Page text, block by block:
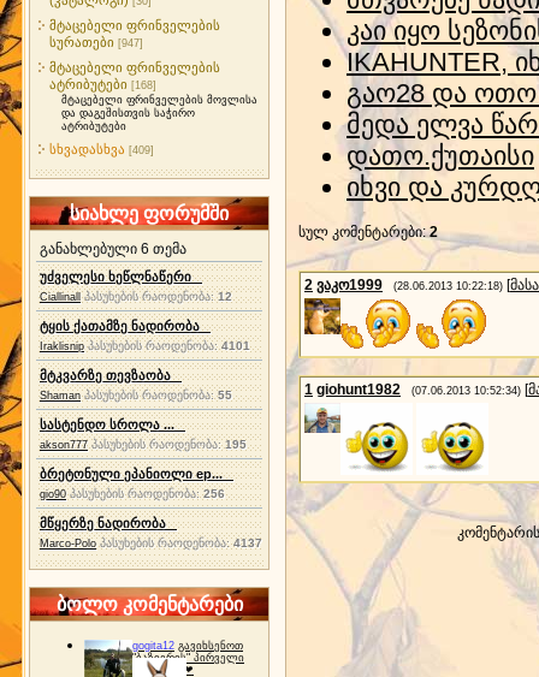
მტაცებელი ფრინველების
სურათები [947]
მტაცებელი ფრინველების
ატრიბუტები [168]
მტაცებელი ფრინველების მოვლისა
და დაგეშისთვის საჭირო
ატრიბუტები
სხვადასხვა [409]
სიახლე ფორუმში
განახლებული 6 თემა
უძველესი ხეწლნაწერი
Ciallinall პასუხების რაოდენობა:12
ტყის ქათამზე ნადირობა
Iraklisnip პასუხების რაოდენობა: 4101
მტკვარზე თევზაობა
Shaman პასუხების რაოდენობა:55
სასტენდო სროლა ...
akson777 პასუხების რაოდენობა:195
ბრეტონული ეპანიოლი ep...
gio90 პასუხების რაოდენობა:256
მწყერზე ნადირობა
Marco-Polo პასუხების რაოდენობა:4137
ბოლო კომენტარები
gogita12 გავიხსენოთ
"ბაზიერის" პირველი
ტურნირი ❤
კაი იყო
IKAHUNTER,
გაო28 და ოთო
მედა ელვა
დათო.ქუთაისი
იხვი და
სულ კომენტარები:2
2 ვაკო1999 (28.06.2013 10:22:18) [
1 giohunt1982 (07.06.2013 10:52:34) [